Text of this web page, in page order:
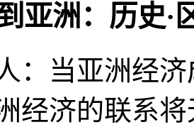
亚洲：历史·
：当亚洲经
经济的联系